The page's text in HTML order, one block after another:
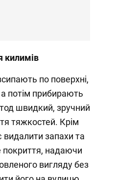
килимів
по поверхні,
потім прибирають
швидкий, зручний
тяжкостей. Крім
видалити запахи та
покриття, надаючи
вигляду без